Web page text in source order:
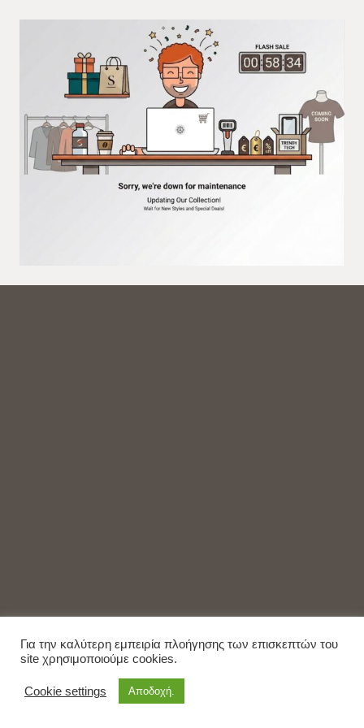
Για την καλύτερη εμπειρία πλοήγησης των επισκεπτών του
site χρησιμοποιούμε cookies.
Cookie settings Αποδοχή.